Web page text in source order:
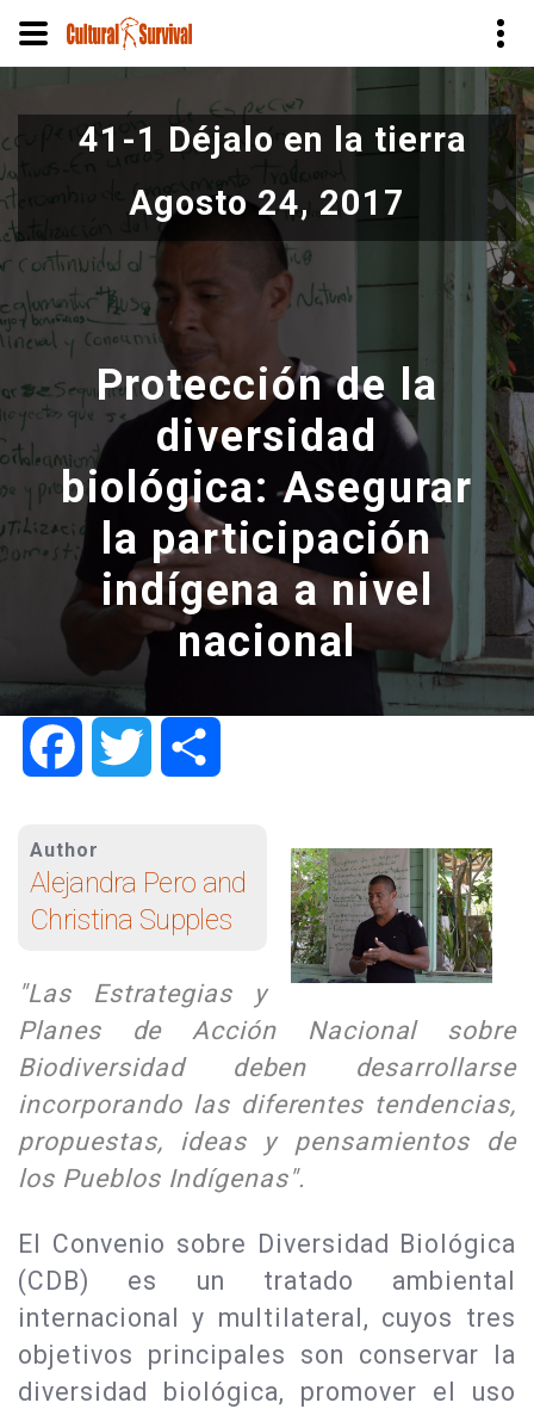
al
contenido
principal
41-1 Déjalo en la tierra
Agosto 24, 2017
Protección de la
diversidad
biológica: Asegurar
la participación
indígena a nivel
nacional
FacebookTwitter
Author
Alejandra Pero and
Christina Supples
"Las Estrategias y
Planes de Acción Nacional sobre
Biodiversidad deben desarrollarse
incorporando las diferentes tendencias,
propuestas, ideas y pensamientos de
los Pueblos Indígenas".
El Convenio sobre Diversidad Biológica
(CDB) es un tratado ambiental
internacional y multilateral, cuyos tres
objetivos principales son conservar la
diversidad biológica, promover el uso